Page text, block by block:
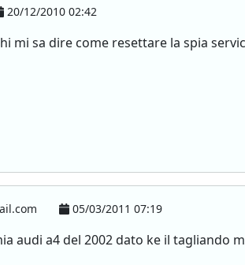
20/12/2010 02:42
mi sa dire come resettare la spia
05/03/2011 07:19
audi a4 del 2002 dato ke il